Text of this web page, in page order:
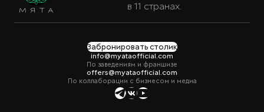
в 11 странах.
Забронировать столик
info@myataofficial.com
По заведениям и франшизе
offers@myataofficial.com
По коллаборации с бизнесом и медиа